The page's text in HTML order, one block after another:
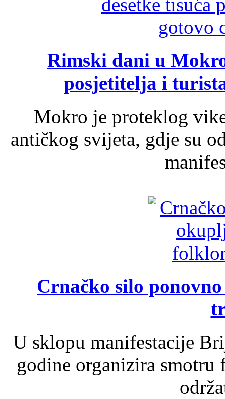
Rimski dani u
posjetitelja i
Mokro je proteklog
antičkog svijeta, gdje su
Crnačko silo
U sklopu manifestacije
godine organizira